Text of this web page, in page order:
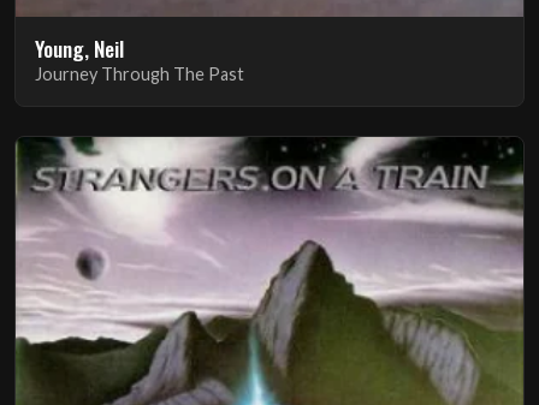
Young, Neil
Journey Through The Past